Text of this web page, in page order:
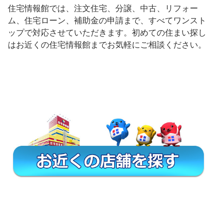
住宅情報館では、注文住宅、分譲、中古、リフォー
ム、住宅ローン、補助金の申請まで、すべてワンスト
ップで対応させていただきます。初めての住まい探し
はお近くの住宅情報館までお気軽にご相談ください。